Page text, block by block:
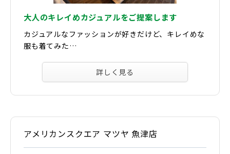
大人のキレイめカジュアルをご提案します
カジュアルなファッションが好きだけど、キレイめな
服も着てみた…
詳しく見る
アメリカンスクエア マツヤ 魚津店